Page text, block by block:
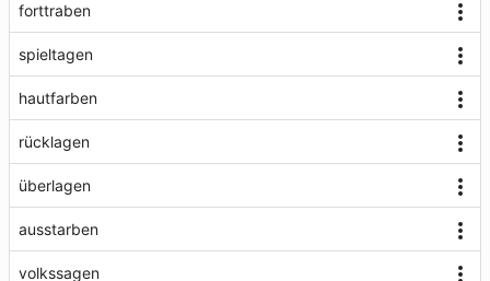
forttraben
spieltagen
hautfarben
rücklagen
überlagen
ausstarben
volkssagen